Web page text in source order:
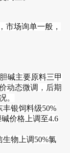
市场询单一般，
碱主要原料三甲
动态微调 ， 后期
。
银饲料级50%
价格上调至4.6
物上调50%氯